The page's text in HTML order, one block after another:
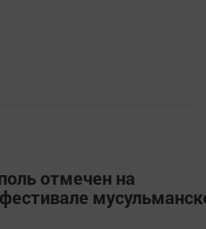
отмечен на